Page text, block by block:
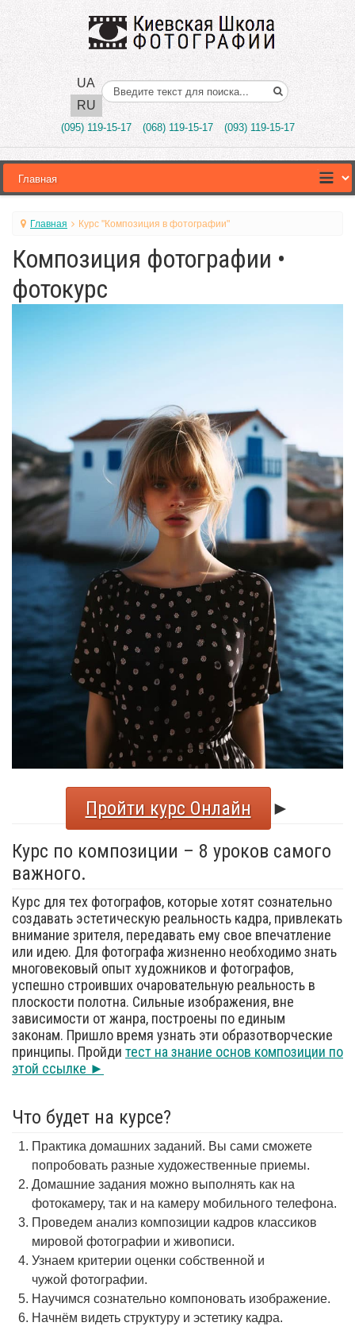
UA
RU
Поиск..
(095) 119-15-17 (068) 119-15-17 (093) 119-15-17
Главная Курс "Композиция в фотографии"
Композиция фотографии •
фотокурс
Пройти курс Онлайн
►
Курс по композиции – 8 уроков самого
важного.
Курс для тех фотографов, которые хотят сознательно
создавать эстетическую реальность кадра, привлекать
внимание зрителя, передавать ему свое впечатление
или идею. Для фотографа жизненно необходимо знать
многовековый опыт художников и фотографов,
успешно строивших очаровательную реальность в
плоскости полотна. Сильные изображения, вне
зависимости от жанра, построены по единым
законам. Пришло время узнать эти образотворческие
принципы. Пройди тест на знание основ композиции по
этой ссылке ►
Что будет на курсе?
Практика домашних заданий. Вы сами сможете
попробовать разные художественные приемы.
Домашние задания можно выполнять как на
фотокамеру, так и на камеру мобильного телефона.
Проведем анализ композиции кадров классиков
мировой фотографии и живописи.
Узнаем критерии оценки собственной и
чужой фотографии.
Научимся сознательно компоновать изображение.
Начнём видеть структуру и эстетику кадра.